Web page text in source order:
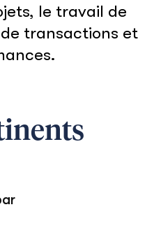
le travail de
transactions et